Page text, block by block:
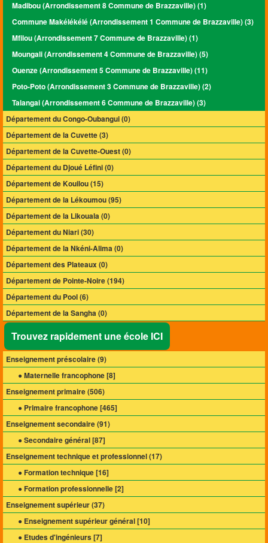
Madibou (Arrondissement 8 Commune de Brazzaville) (1)
Commune Makélékélé (Arrondissement 1 Commune de Brazzaville) (3)
Mfilou (Arrondissement 7 Commune de Brazzaville) (1)
Moungali (Arrondissement 4 Commune de Brazzaville) (5)
Ouenze (Arrondissement 5 Commune de Brazzaville) (11)
Poto-Poto (Arrondissement 3 Commune de Brazzaville) (2)
Talangai (Arrondissement 6 Commune de Brazzaville) (3)
Département du Congo-Oubangui (0)
Département de la Cuvette (3)
Département de la Cuvette-Ouest (0)
Département du Djoué Léfini (0)
Département de Kouilou (15)
Département de la Lékoumou (95)
Département de la Likouala (0)
Département du Niari (30)
Département de la Nkéni-Alima (0)
Département des Plateaux (0)
Département de Pointe-Noire (194)
Département du Pool (6)
Département de la Sangha (0)
Trouvez rapidement une école ICI
Enseignement préscolaire (9)
● Maternelle francophone [8]
Enseignement primaire (506)
● Primaire francophone [465]
Enseignement secondaire (91)
● Secondaire général [87]
Enseignement technique et professionnel (17)
● Formation technique [16]
● Formation professionnelle [2]
Enseignement supérieur (37)
● Enseignement supérieur général [10]
● Etudes d'ingénieurs [7]